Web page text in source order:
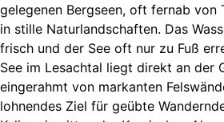
gelegenen Bergseen, oft fernab von
in stille Naturlandschaften. Das
frisch und der See oft nur zu Fuß
See im Lesachtal liegt direkt an der
eingerahmt von markanten
lohnendes Ziel für geübte